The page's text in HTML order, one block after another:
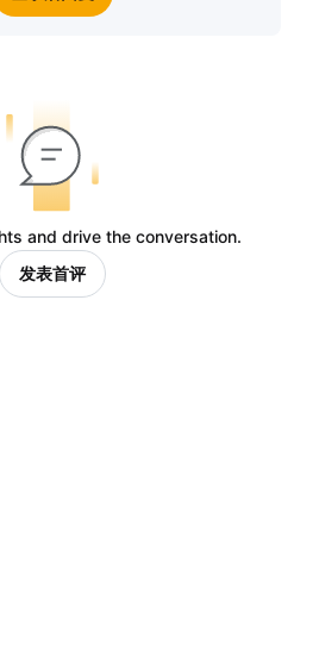
and drive the conversation.
发表首评